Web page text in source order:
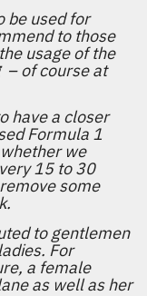
be used for
to those
usage of the
– of course at
have a closer
Formula 1
we
15 to 30
some
to gentlemen
For
a female
as well as her